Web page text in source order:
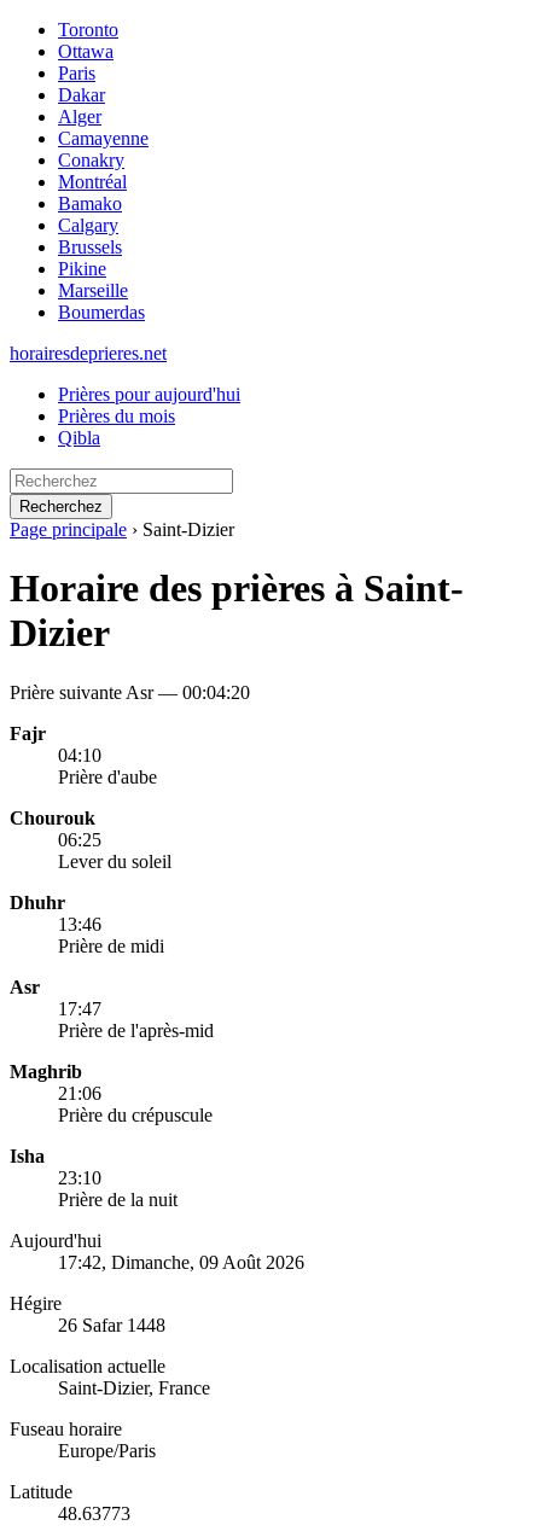
Toronto
Ottawa
Paris
Dakar
Alger
Camayenne
Conakry
Montréal
Bamako
Calgary
Brussels
Pikine
Marseille
Boumerdas
horairesdeprieres.net
Prières pour aujourd'hui
Prières du mois
Qibla
Recherchez
Page principale › Saint-Dizier
Horaire des prières à Saint-
Dizier
Prière suivante Asr — 00:04:20
Fajr
04:10
Prière d'aube
Chourouk
06:25
Lever du soleil
Dhuhr
13:46
Prière de midi
Asr
17:47
Prière de l'après-mid
Maghrib
21:06
Prière du crépuscule
Isha
23:10
Prière de la nuit
Aujourd'hui
17:42, Dimanche, 09 Août 2026
Hégire
26 Safar 1448
Localisation actuelle
Saint-Dizier, France
Fuseau horaire
Europe/Paris
Latitude
48.63773